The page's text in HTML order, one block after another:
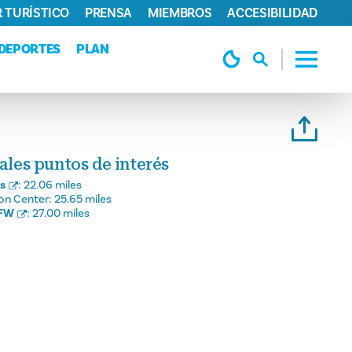
PLAN
TURÍSTICO PRENSA MIEMBROS ACCESIBILIDAD
puntos de interés
: 22.06 miles
Center: 25.65 miles
: 27.00 miles